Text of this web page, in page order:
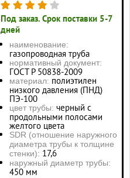
Под заказ. Срок поставки 5-7
дней
наименование:
газопроводная труба
нормативный документ:
ГОСТ Р 50838-2009
материал: полиэтилен
низкого давления (ПНД)
ПЭ-100
цвет трубы: черный с
продольными полосами
желтого цвета
SDR (отношение наружного
диаметра трубы к толщине
стенки): 17,6
наружный диаметр трубы:
450 мм